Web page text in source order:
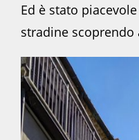
Ed è stato
stradine